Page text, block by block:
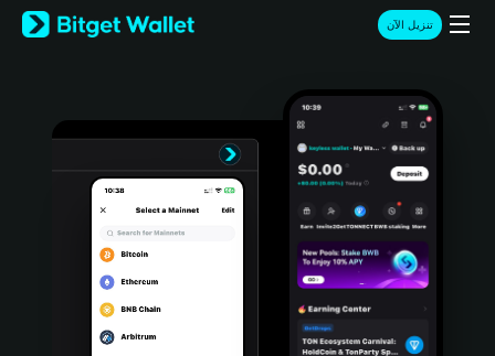
English
日本語
Türkçe
Português (Portugal)
Bahasa Indonesia
تنزيل الآن